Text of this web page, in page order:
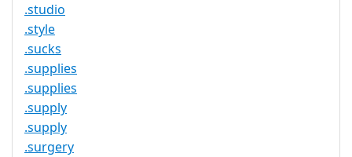
.studio
.style
.sucks
.supplies
.supplies
.supply
.supply
.surgery